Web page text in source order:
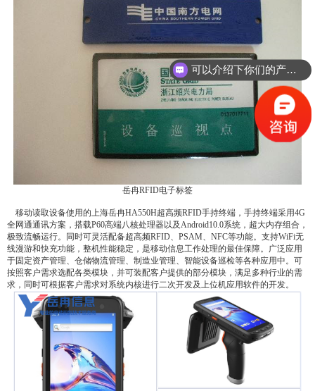
岳冉RFID电子标签
移动读取设备使用的上海岳冉HA550H超高频RFID手持终端，手持终端采用4G
全网通通讯方案，搭载P60高端八核处理器以及Android10.0系统，超大内存组合，
极致流畅运行。同时可灵活配备超高频RFID、PSAM、NFC等功能。支持WiFi无
线漫游和快充功能，整机性能稳定，是移动信息工作处理的最佳保障。广泛应用
于固定资产管理、仓储物流管理、制造业管理、智能设备巡检等各种应用中。可
按照客户需求选配各类模块，并可装配客户提供的部分模块，满足多种行业的需
求，同时可根据客户需求对系统内核进行二次开发及上位机应用软件的开发。
可以介绍下你们的产品么？